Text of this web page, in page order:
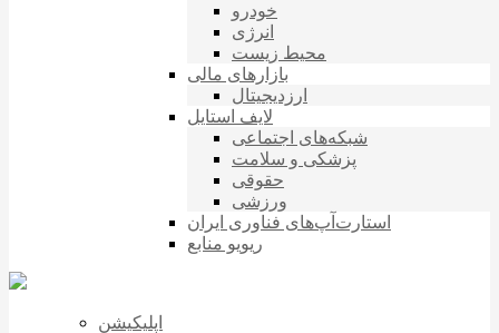
خودرو
انرژی
محیط زیست
بازارهای مالی
ارزدیجیتال
لایف استایل
شبکه‌های اجتماعی
پزشکی و سلامت
حقوقی
ورزشی
استارت‌آپ‌های فناوری ایران
ریویو منابع
اپلیکیشن